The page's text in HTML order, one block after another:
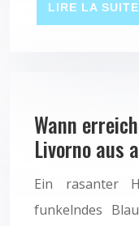
LIRE LA SUITE
Wann
Livorno aus
Ein rasanter
funkelndes